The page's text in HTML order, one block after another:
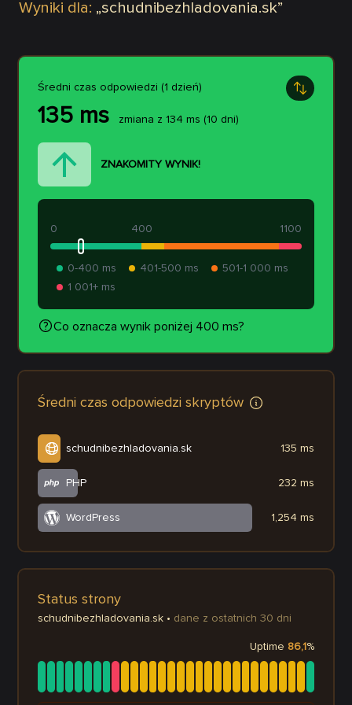
Wyniki dla: „schudnibezhladovania.sk”
Średni czas odpowiedzi (1 dzień)
135 ms zmiana z 134 ms (10 dni)
ZNAKOMITY WYNIK!
400
0 1100
0-400 ms 401-500 ms
501-1 000 ms
1 001+ ms
Co oznacza wynik poniżej 400 ms?
Średni czas odpowiedzi skryptów
schudnibezhladovania.sk
PHP
WordPress
135 ms
232 ms
1,254 ms
Status strony
schudnibezhladovania.sk • dane z ostatnich 30 dni
Uptime 86,1 %